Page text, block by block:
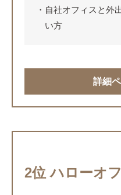
自社オフィスと外
い方
詳細
2位 ハローオ